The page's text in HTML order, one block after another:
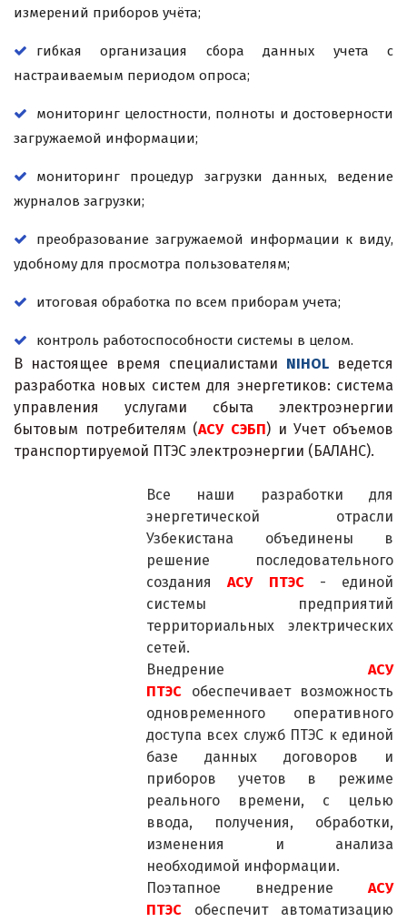
измерений приборов учёта;
гибкая организация сбора данных учета с
настраиваемым периодом опроса;
мониторинг целостности, полноты и достоверности
загружаемой информации;
мониторинг процедур загрузки данных, ведение
журналов загрузки;
преобразование загружаемой информации к виду,
удобному для просмотра пользователям;
итоговая обработка по всем приборам учета;
контроль работоспособности системы в целом.
В настоящее время специалистами NIHOL ведется
разработка новых систем для энергетиков: система
управления услугами сбыта электроэнергии
бытовым потребителям (АСУ СЭБП) и Учет объемов
транспортируемой ПТЭС электроэнергии (БАЛАНС).
Все наши разработки для
энергетической отрасли
Узбекистана объединены в
решение последовательного
созданияАСУ ПТЭС - единой
системы предприятий
территориальных электрических
сетей.
Внедрение АСУ
ПТЭС обеспечивает возможность
одновременного оперативного
доступа всех служб ПТЭС к единой
базе данных договоров и
приборов учетов в режиме
реального времени, с целью
ввода, получения, обработки,
изменения и анализа
необходимой информации.
Поэтапное внедрение АСУ
ПТЭС обеспечит автоматизацию